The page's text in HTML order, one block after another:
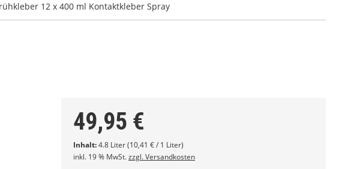
12 x 400 ml Kontaktkleber Spray
49,95 €
Inhalt:4.8 Liter (10,41 € / 1 Liter)
inkl. 19 % MwSt.zzgl. Versandkosten